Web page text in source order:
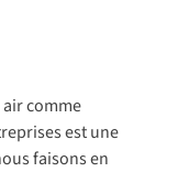
comme
est une
faisons en